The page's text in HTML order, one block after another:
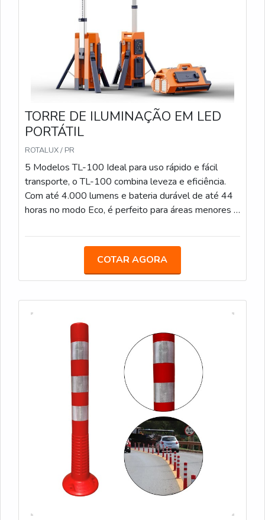
de 17.000 lumens e alcance de 1.100 m², o TL-400
é a escolha perfeita para grandes áreas que exigem
iluminação de alta intensidade e durabilidade de até
100 horas no modo Eco.
TORRE DE ILUMINAÇÃO EM LED
PORTÁTIL
ROTALUX / PR
5 Modelos TL-100 Ideal para uso rápido e fácil
transporte, o TL-100 combina leveza e eficiência.
Com até 4.000 lumens e bateria durável de até 44
horas no modo Eco, é perfeito para áreas menores e
de até 12.000 lumens e tempo de bateria de até
ajusta a várias alturas (de 1 a 2,3 metros) em
segundos, ideal para áreas de médio porte. PL-200
perfeito para grandes áreas que precisam de
iluminação uniforme. Com até 12.000 lumens e
duração de bateria de até 44 horas, proporciona
visibilidade sem pontos cegos. TL-300 Oferecendo
até 14.000 lumens e até 70 horas de uso no modo
Eco, o TL-300 é robusto e ajustável até 3,1 metros
de altura, ideal para grandes eventos e operações
de longa duração. TL-400 Com capacidade máxima
de 17.000 lumens e alcance de 1.100 m², o TL-400
é a escolha perfeita para grandes áreas que exigem
iluminação de alta intensidade e durabilidade de até
100 horas no modo Eco.
COTAR AGORA